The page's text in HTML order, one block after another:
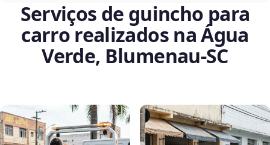
Serviços de guincho para
carro realizados na Água
Verde, Blumenau‑SC